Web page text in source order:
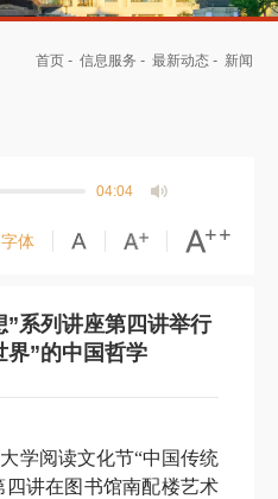
首页 - 信息服务 - 最新动态 - 新闻
04:04
字体
”系列讲座第四讲举行
界”的中国哲学
学阅读文化节“中国传统
讲在图书馆南配楼艺术